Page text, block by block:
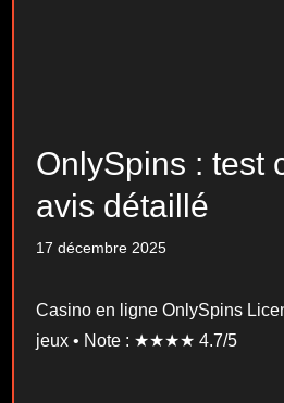
OnlySpins : test
avis détaillé
17 décembre 2025
Casino en ligne OnlySpins
jeux • Note : ★★★★ 4.7/5